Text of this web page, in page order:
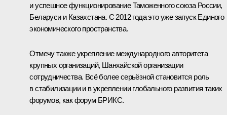
и успешное функционированиеТаможенного союзаРоссии,
Беларуси и Казахстана. С 2012 года это уже запуск Единого
экономического пространства.
Отмечу также укрепление международного авторитета
крупных организаций, Шанхайской организации
сотрудничества. Всё более серьёзной становится роль
в стабилизации и в укреплении глобального развития таких
форумов, как форум БРИКС.